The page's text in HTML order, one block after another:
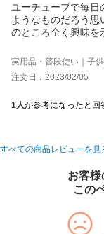
ユーチューブで毎日
ようなものだろう
のところ全く興味を
流し動画になって
念。
実用品・普段使い｜子
注文日：2023/02/05
1人が参考になったと回
すべての商品レビューを
お客
この